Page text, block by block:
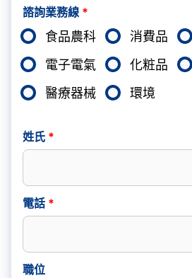
諮詢業務線 *
食品農科 消費品
電子電氣
化粧品
醫療器械
環境
姓氏 *
電話 *
職位